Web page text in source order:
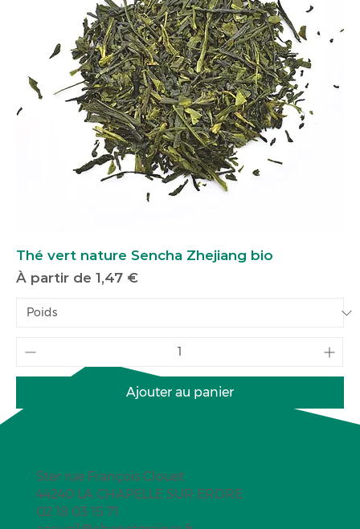
Thé vert nature Sencha Zhejiang bio
À partir de 1,47 €
Prix promotionnel
Ajouter au panier
5ter rue François Clouet
44240 LA CHAPELLE SUR ERDRE
02 18 03 15 71